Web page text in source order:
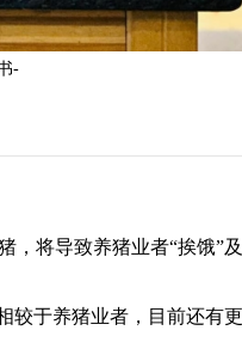
-
，将导致养猪业者“挨饿”
较于养猪业者，目前还有